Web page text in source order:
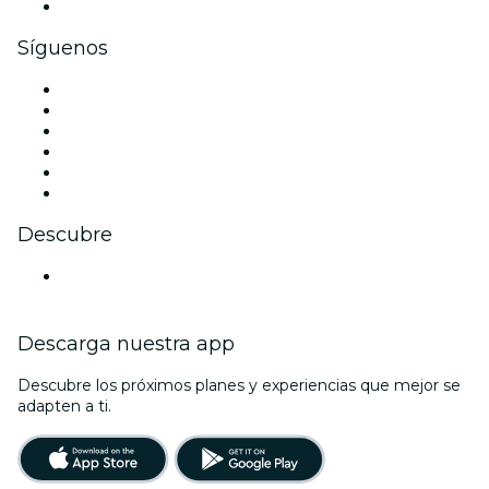
Síguenos
Descubre
Descarga nuestra app
Descubre los próximos planes y experiencias que mejor se
adapten a ti.